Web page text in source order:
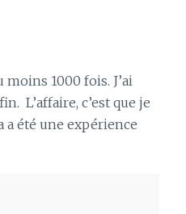
1000 fois. J’ai
L’affaire, c’est que je
a été une expérience